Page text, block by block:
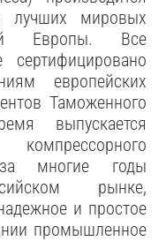
лучших мировых
Европы. Все
сертифицировано
европейских
Таможенного
выпускается
за многие годы
рынке,
и простое
промышленное